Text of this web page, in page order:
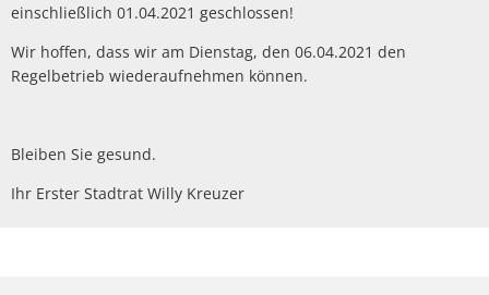
einschließlich 01.04.2021 geschlossen!
Wir hoffen, dass wir am Dienstag, den 06.04.2021 den
Regelbetrieb wiederaufnehmen können.
Bleiben Sie gesund.
Ihr Erster Stadtrat Willy Kreuzer